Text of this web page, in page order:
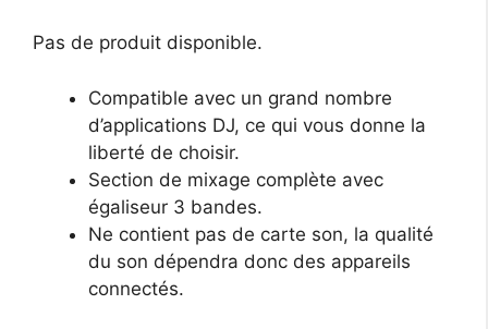
Pas de produit disponible.
Compatible avec un grand nombre
d’applications DJ, ce qui vous donne la
liberté de choisir.
Section de mixage complète avec
égaliseur 3 bandes.
Ne contient pas de carte son, la qualité
du son dépendra donc des appareils
connectés.